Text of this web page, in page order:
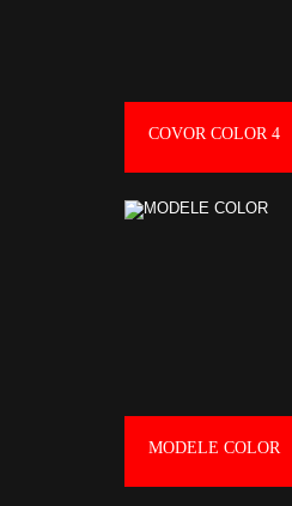
COVOR COLOR 4
MODELE COLOR